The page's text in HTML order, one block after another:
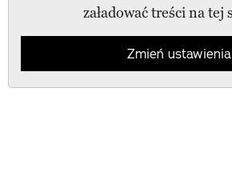
załadować treści na tej
Zmień ustawienia